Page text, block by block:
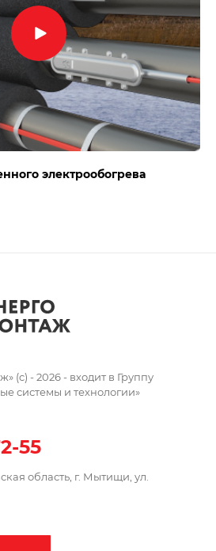
электрообогрева
(c) - 2026 - входит в Группу
системы и технологии»
55
область, г. Мытищи, ул.